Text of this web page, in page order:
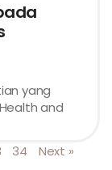
yang
and
34 Next »